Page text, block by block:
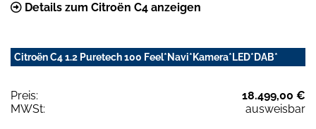
Details zum Citroën C4 anzeigen
Citroën C4 1.2 Puretech 100 Feel*Navi*Kamera*LED*DAB*
Preis:
18.499,00 €
MWSt:
ausweisbar